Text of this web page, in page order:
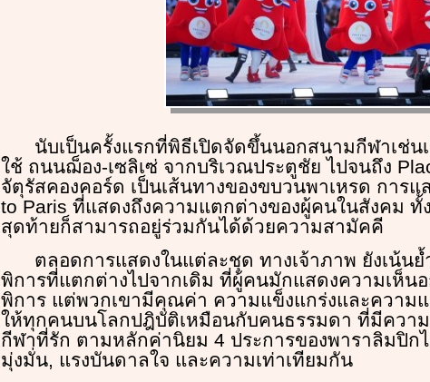
นับเป็นครั้งแรกที่พิธีเปิดจัดขึ้นนอกสนามกีฬาเช่น
ใช้ ถนนฌ็อง-เซลิเซ่ จากบริเวณประตูชัย ไปจนถึง
จัตุรัสคองคอร์ด เป็นเส้นทางของขบวนพาเหรด การ
to Paris ที่แสดงถึงความแตกต่างของผู้คนในสังคม ทั้
สุดท้ายก็สามารถอยู่ร่วมกันได้ด้วยความสามัคคี
ตลอดการแสดงในแต่ละชุด ทางเจ้าภาพ ยังเน้น
พิการที่แตกต่างไปจากเดิม ที่ผู้คนมักแสดงความเห็นอ
พิการ แต่พวกเขามีคุณค่า ความแข็งแกร่งและความแ
ให้ทุกคนบนโลกปฎิบัติเหมือนกับคนธรรมดา ที่มีควา
กีฬาที่รัก ตามหลักค่านิยม 4 ประการของพาราลิมปิ
มุ่งมั่น, แรงบันดาลใจ และความเท่าเทียมกัน